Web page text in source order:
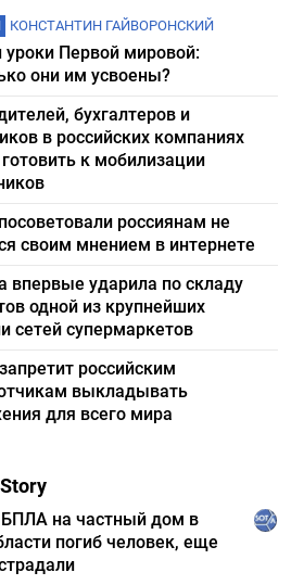
КОНСТАНТИН ГАЙВОРОНСКИЙ
уроки Первой мировой:
они им усвоены?
бухгалтеров и
в российских компаниях
к мобилизации
россиянам не
своим мнением в интернете
впервые ударила по складу
одной из крупнейших
сетей супермаркетов
российским
выкладывать
для всего мира